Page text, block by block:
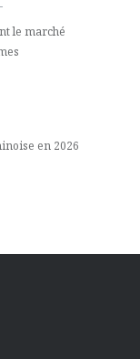
le marché
en 2026